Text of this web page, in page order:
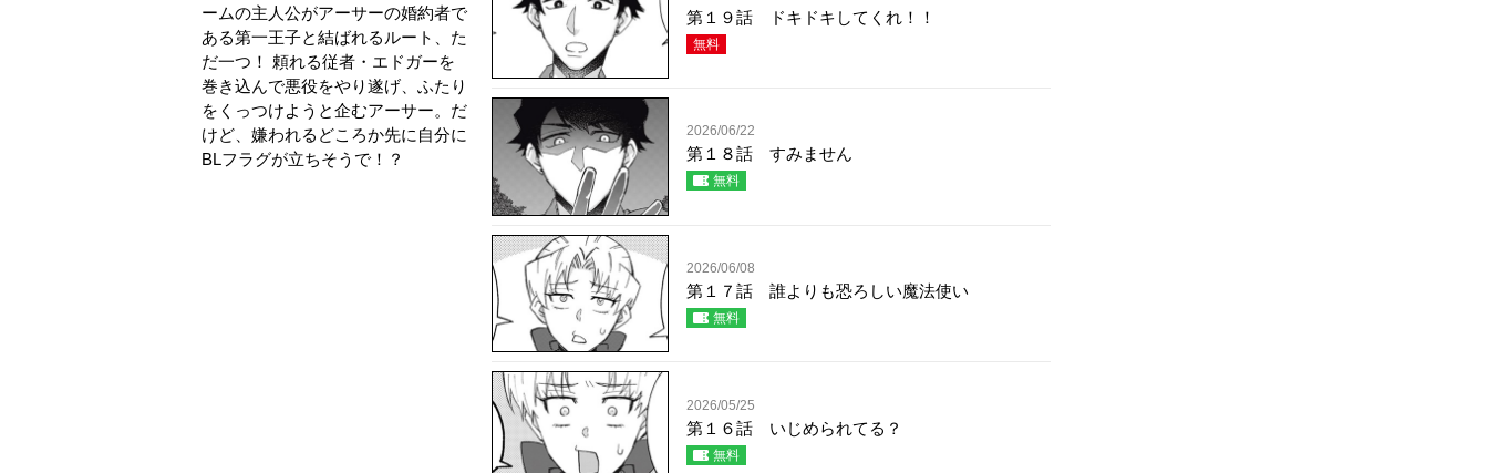
ームの主人公がアーサーの婚約者で
ある第一王子と結ばれるルート、た
だ一つ！ 頼れる従者・エドガーを
巻き込んで悪役をやり遂げ、ふたり
をくっつけようと企むアーサー。だ
けど、嫌われるどころか先に自分に
BLフラグが立ちそうで！？
第１９話 ドキドキしてくれ！！
無料
2026/06/22
第１８話 すみません
無料
2026/06/08
第１７話 誰よりも恐ろしい魔法使い
無料
2026/05/25
第１６話 いじめられてる？
無料